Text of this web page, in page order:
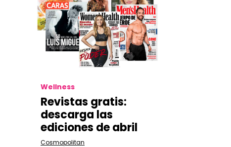
Wellness
Revistas gratis:
descarga las
ediciones de abril
Cosmopolitan